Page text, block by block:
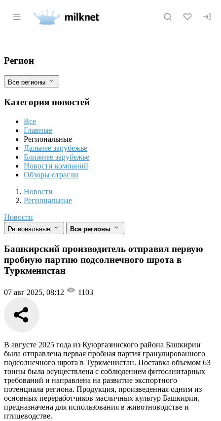
Раздел навигации по сайту milknet.ru
Башкирский производитель отправил
Фильтры
Регион
Все регионы
Категория новостей
Все
Главные
Региональные
Дальнее зарубежье
Ближнее зарубежье
Новости компаний
Обзоры отрасли
Новости
Разделы
Новости
Региональные
Новости
Региональные Все регионы
Башкирский производитель отправил первую
пробную партию подсолнечного шрота в
Туркменистан
07 авг 2025, 08:12 1103
В августе 2025 года из Куюргазинского района Башкирии
была отправлена первая пробная партия гранулированного
подсолнечного шрота в Туркменистан. Поставка объемом 63
тонны была осуществлена с соблюдением фитосанитарных
требований и направлена на развитие экспортного
потенциала региона. Продукция, произведенная одним из
основных переработчиков масличных культур Башкирии,
предназначена для использования в животноводстве и
птицеводстве.